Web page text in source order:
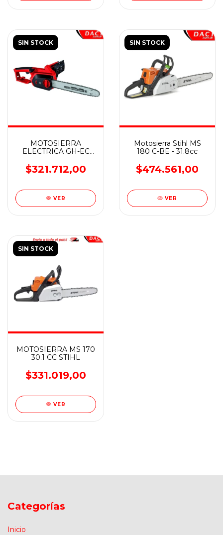
SIN STOCK
MOTOSIERRA
ELECTRICA GH-EC
$321.712,00
VER
SIN STOCK
Motosierra Stihl MS
180 C-BE - 31.8cc
$474.561,00
VER
SIN STOCK
MOTOSIERRA MS 170
30.1 CC STIHL
$331.019,00
VER
Categorías
Inicio